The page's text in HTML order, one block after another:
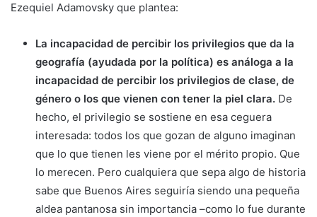
Ezequiel Adamovsky que plantea:
La incapacidad de percibir los privilegios que da la
geografía (ayudada por la política) es análoga a la
incapacidad de percibir los privilegios de clase, de
género o los que vienen con tener la piel clara. De
hecho, el privilegio se sostiene en esa ceguera
interesada: todos los que gozan de alguno imaginan
que lo que tienen les viene por el mérito propio. Que
lo merecen. Pero cualquiera que sepa algo de historia
sabe que Buenos Aires seguiría siendo una pequeña
aldea pantanosa sin importancia –como lo fue durante